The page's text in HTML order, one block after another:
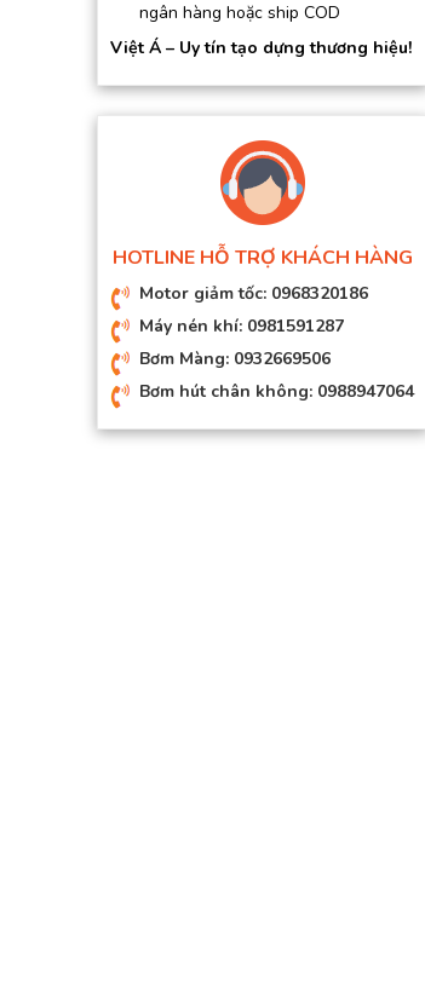
ngân hàng hoặc ship COD
Việt Á – Uy tín tạo dựng thương hiệu!
HOTLINE HỖ TRỢ KHÁCH HÀNG
Motor giảm tốc: 0968320186
Máy nén khí: 0981591287
Bơm Màng: 0932669506
Bơm hút chân không: 0988947064